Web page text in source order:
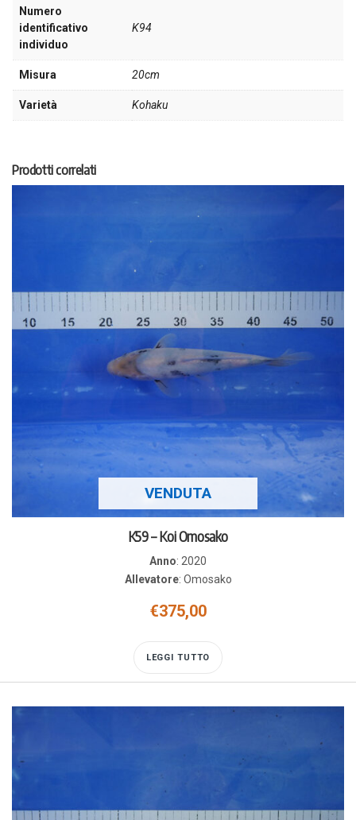
Numero
identificativo
individuo
K94
Misura 20cm
Varietà Kohaku
Prodotti correlati
VENDUTA
K59 – Koi Omosako
Anno: 2020
Allevatore: Omosako
€375,00
LEGGI TUTTO